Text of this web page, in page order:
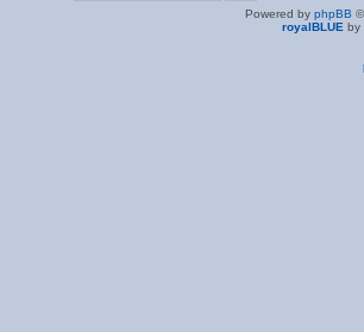
Powered by phpBB
royalBLUE by